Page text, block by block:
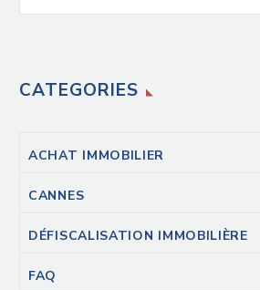
CATEGORIES
ACHAT IMMOBILIER
CANNES
DÉFISCALISATION IMMOBILIÈRE
FAQ